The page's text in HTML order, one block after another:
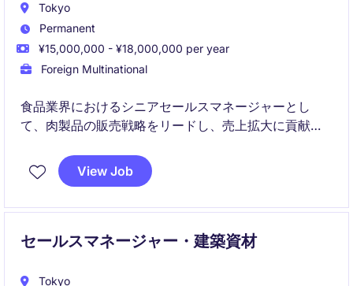
Tokyo
Permanent
¥15,000,000 - ¥18,000,000 per year
Foreign Multinational
食品業界におけるシニアセールスマネージャーとし
て、肉製品の販売戦略をリードし、売上拡大に貢献す
アントとの関係構築や市場拡大に取り組んでいただき
ます。
View Job
セールスマネージャー・建築資材
Tokyo